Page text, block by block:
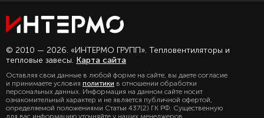
© 2010 — 2026. «ИНТЕРМО ГРУПП». Тепловентиляторы и
тепловые завесы. Карта сайта
Оставляя свои данные в любой форме на сайте, вы даете согласие
и принимаете условия политики в отношении обработки
персональных данных. Информация на данном сайте носит
ознакомительный характер и не является публичной офертой,
определяемой положениями Статьи 437(2) ГК РФ. Существенную
Оставаясь с нами, вы соглашаетесь на
использование файлов куки.
персональных данных, можете
ознакомиться в нашем разделе
политика конфиденциальности